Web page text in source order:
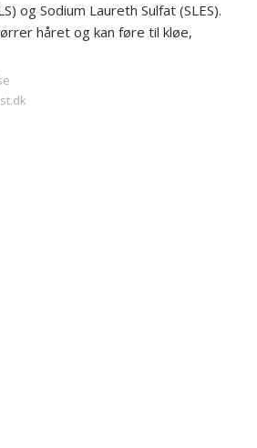
og Sodium Laureth Sulfat (SLES).
håret og kan føre til kløe,